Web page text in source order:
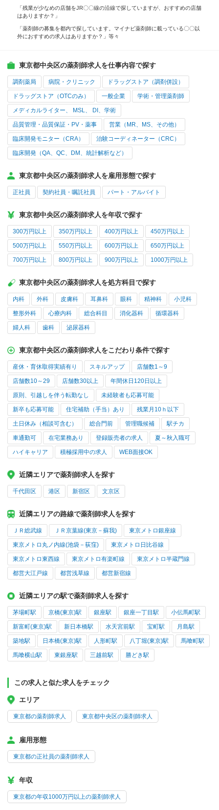
「残業が少なめの店舗をJR〇〇線の沿線で探していますが、おすすめの店舗
はありますか？」
「薬剤師の募集を都内で探しています。マイナビ薬剤師に載っている〇〇以
外におすすめの求人はありますか？」等々
東京都中央区の薬剤師求人を仕事内容で探す
調剤薬局 病院・クリニック ドラッグストア（調剤併設）
ドラッグストア（OTCのみ） 一般企業 学術・管理薬剤師
メディカルライター、 MSL、 DI、学術
品質管理・品質保証・PV・薬事 営業（MR、MS、その他）
臨床開発モニター（CRA） 治験コーディネーター（CRC）
臨床開発（QA、QC、DM、統計解析など）
東京都中央区の薬剤師求人を雇用形態で探す
正社員 契約社員・嘱託社員 パート・アルバイト
東京都中央区の薬剤師求人を年収で探す
300万円以上 350万円以上 400万円以上 450万円以上
500万円以上 550万円以上 600万円以上 650万円以上
700万円以上 800万円以上 900万円以上 1000万円以上
東京都中央区の薬剤師求人を処方科目で探す
内科 外科 皮膚科 耳鼻科 眼科 精神科 小児科
整形外科 心療内科 総合科目 消化器科 循環器科
婦人科 歯科 泌尿器科
東京都中央区の薬剤師求人をこだわり条件で探す
産休・育休取得実績有り スキルアップ 店舗数1～9
店舗数10～29 店舗数30以上 年間休日120日以上
原則、引越しを伴う転勤なし 未経験者も応募可能
新卒も応募可能 住宅補助（手当）あり 残業月10ｈ以下
土日休み（相談可含む） 総合門前 管理職候補 駅チカ
車通勤可 在宅業務あり 登録販売者の求人 夏～秋入職可
ハイキャリア 積極採用中の求人 WEB面接OK
近隣エリアで薬剤師求人を探す
千代田区 港区 新宿区 文京区
近隣エリアの路線で薬剤師求人を探す
ＪＲ総武線 ＪＲ京葉線(東京－蘇我) 東京メトロ銀座線
東京メトロ丸ノ内線(池袋－荻窪) 東京メトロ日比谷線
東京メトロ東西線 東京メトロ有楽町線 東京メトロ半蔵門線
都営大江戸線 都営浅草線 都営新宿線
近隣エリアの駅で薬剤師求人を探す
茅場町駅 京橋(東京)駅 銀座駅 銀座一丁目駅 小伝馬町駅
新富町(東京)駅 新日本橋駅 水天宮前駅 宝町駅 月島駅
築地駅 日本橋(東京)駅 人形町駅 八丁堀(東京)駅 馬喰町駅
馬喰横山駅 東銀座駅 三越前駅 勝どき駅
この求人と似た求人をチェック
エリア
東京都の薬剤師求人 東京都中央区の薬剤師求人
雇用形態
東京都の正社員の薬剤師求人
年収
東京都の年収1000万円以上の薬剤師求人